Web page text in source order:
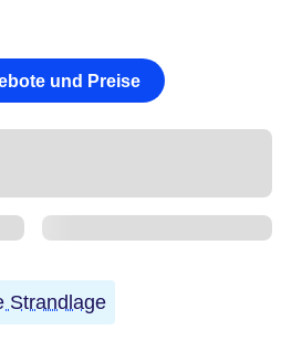
und Preise
Strandlage